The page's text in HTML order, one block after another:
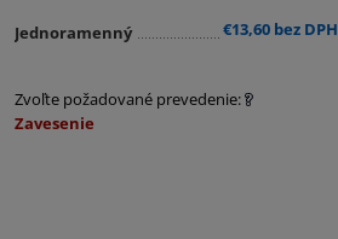
Jednoramenný €13,60 bez DPH
Zvoľte požadované prevedenie:
Zavesenie